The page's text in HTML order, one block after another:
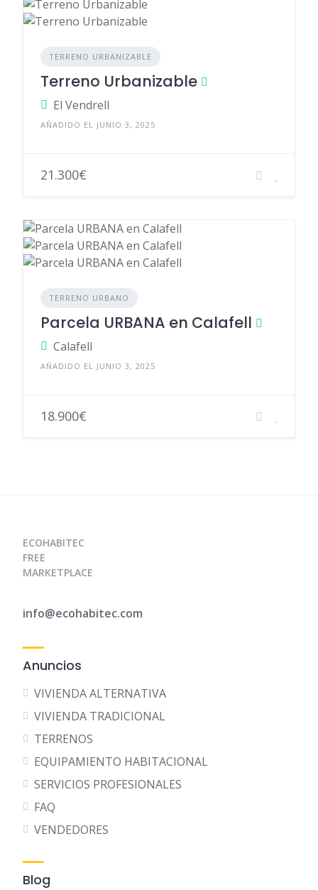
TERRENO URBANIZABLE
Terreno Urbanizable
El Vendrell
AÑADIDO EL JUNIO 3, 2025
21.300€
TERRENO URBANO
Parcela URBANA en Calafell
Calafell
AÑADIDO EL JUNIO 3, 2025
18.900€
ECOHABITEC
FREE
MARKETPLACE
info@ecohabitec.com
Anuncios
VIVIENDA ALTERNATIVA
VIVIENDA TRADICIONAL
TERRENOS
EQUIPAMIENTO HABITACIONAL
SERVICIOS PROFESIONALES
FAQ
VENDEDORES
Blog